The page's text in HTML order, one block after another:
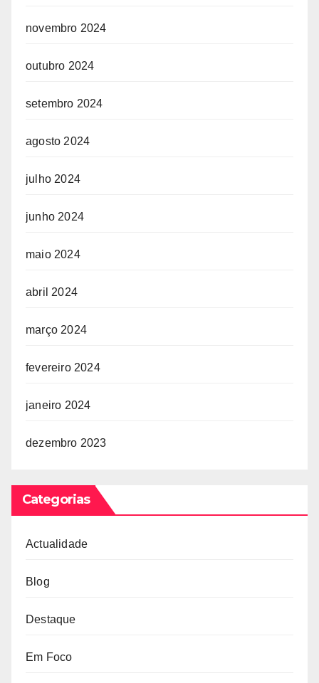
novembro 2024
outubro 2024
setembro 2024
agosto 2024
julho 2024
junho 2024
maio 2024
abril 2024
março 2024
fevereiro 2024
janeiro 2024
dezembro 2023
Categorias
Actualidade
Blog
Destaque
Em Foco